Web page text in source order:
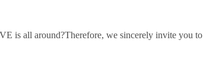
is all around?Therefore, we sincerely invite you to